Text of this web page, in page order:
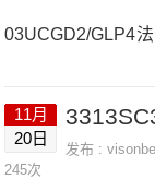
03UCGD2/GLP4
208NL3法国SNR
采购 热销型号推
11月
20日
发布 :
245次